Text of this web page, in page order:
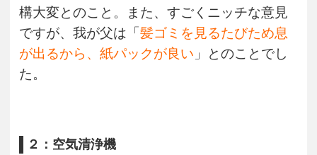
構大変とのこと。また、すごくニッチな意見
ですが、我が父は「髪ゴミを見るたびため息
が出るから、紙パックが良い 」とのことでし
た。
２：空気清浄機